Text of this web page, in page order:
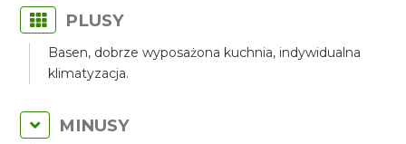
PLUSY
Basen, dobrze wyposażona kuchnia, indywidualna
klimatyzacja.
MINUSY